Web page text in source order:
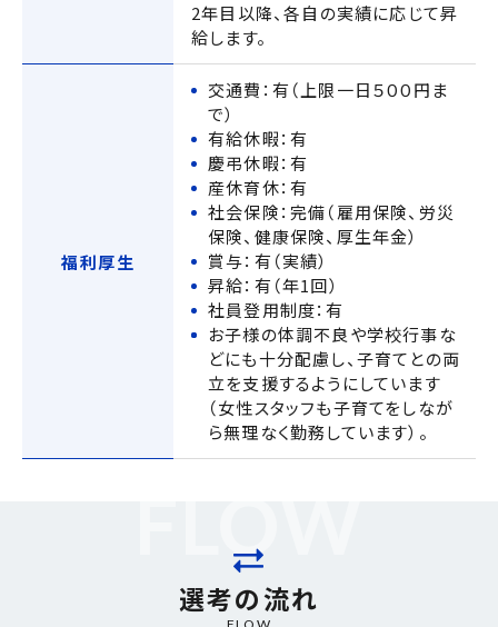
2年目以降、各自の実績に応じて昇
給します。
福利厚生
交通費：有（上限一日５００円ま
で）
有給休暇：有
慶弔休暇：有
産休育休：有
社会保険：完備（雇用保険、労災
保険、健康保険、厚生年金）
賞与：有（実績）
昇給：有（年1回）
社員登用制度：有
お子様の体調不良や学校行事な
どにも十分配慮し、子育てとの両
立を支援するようにしています
（女性スタッフも子育てをしなが
ら無理なく勤務しています）。
選考の流れ